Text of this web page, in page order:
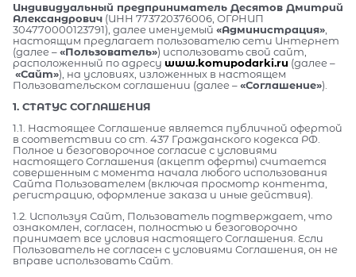
Индивидуальный предприниматель Десятов Дмитрий
Александрович (ИНН 773720376006, ОГРНИП
304770000123791), далее именуемый «Администрация»,
настоящим предлагает пользователю сети Интернет
(далее –«Пользователь») использовать свой сайт,
расположенный по адресу www.komupodarki.ru (далее –
«Сайт»), на условиях, изложенных в настоящем
Пользовательском соглашении (далее –«Соглашение»).
1. СТАТУС СОГЛАШЕНИЯ
1.1. Настоящее Соглашение является публичной офертой
в соответствии со ст. 437 Гражданского кодекса РФ.
Полное и безоговорочное согласие с условиями
настоящего Соглашения (акцепт оферты) считается
совершенным с момента начала любого использования
Сайта Пользователем (включая просмотр контента,
регистрацию, оформление заказа и иные действия).
1.2. Используя Сайт, Пользователь подтверждает, что
ознакомлен, согласен, полностью и безоговорочно
принимает все условия настоящего Соглашения. Если
Пользователь не согласен с условиями Соглашения, он не
вправе использовать Сайт.